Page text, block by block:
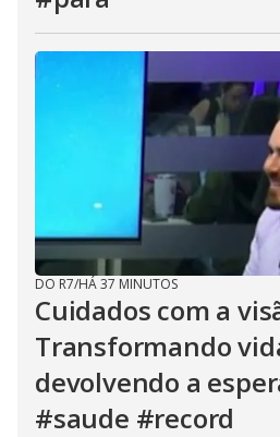
DO R7/HÁ 37 MINUTOS
Cuidados com a
Transformando
devolvendo a
#saude #record